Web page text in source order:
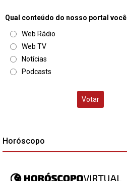
Qual conteúdo do nosso portal
Web Rádio
Web TV
Notícias
Podcasts
Votar
Horóscopo